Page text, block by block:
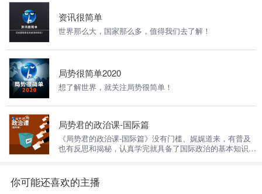
资讯很简单
世界那么大，国家那么多，值得我们去了解！
局势很简单2020
想了解世界，就关注局势很简单！
局势君的政治课-国际篇
《局势君的政治课-国际篇》没有门槛、娓娓道来，有普及
也有反思和揭秘，认真学完就具备了国际政治的基本知识，
差异的深层次原因，了解这些是我们成长的需要，也是作为
成熟公民的需要，更是社会进步的需要。